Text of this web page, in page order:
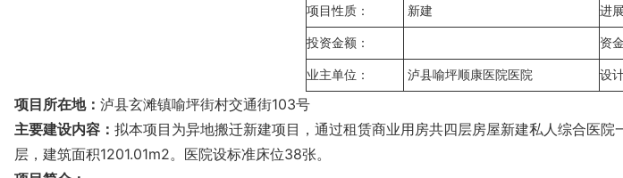
项目性质： 新建 进
投资金额： 资
业主单位： 泸县喻坪顺康医院医院 设
项目所在地： 泸县玄滩镇喻坪街村交通街103号
主要建设内容： 拟本项目为异地搬迁新建项目，通过租赁商业用房共四层房屋新建私人综合医
层，建筑面积1201.01m2。医院设标准床位38张。